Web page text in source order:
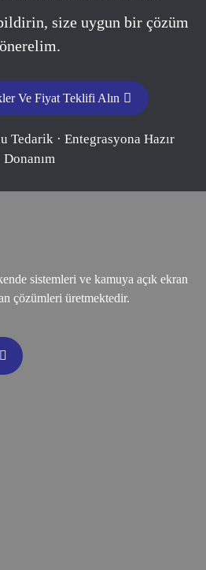
size uygun bir çözüm
önerelim.
Ve Fiyat Teklifi Alın
Tedarik · Entegrasyona Hazır
Donanım
sistemleri ve kamuya açık ekran
çözümleri üretmektedir.